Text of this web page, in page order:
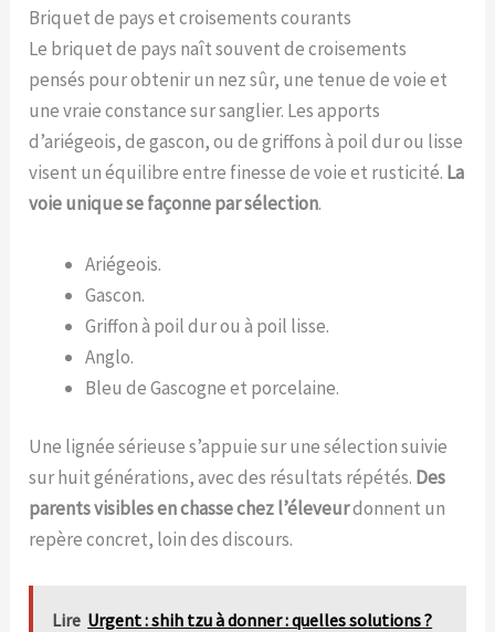
Briquet de pays et croisements courants
Le briquet de pays naît souvent de croisements
pensés pour obtenir un nez sûr, une tenue de voie et
une vraie constance sur sanglier. Les apports
d’ariégeois, de gascon, ou de griffons à poil dur ou lisse
visent un équilibre entre finesse de voie et rusticité. La
voie unique se façonne par sélection.
Ariégeois.
Gascon.
Griffon à poil dur ou à poil lisse.
Anglo.
Bleu de Gascogne et porcelaine.
Une lignée sérieuse s’appuie sur une sélection suivie
sur huit générations, avec des résultats répétés. Des
parents visibles en chasse chez l’éleveurdonnent un
repère concret, loin des discours.
Lire Urgent : shih tzu à donner : quelles solutions ?